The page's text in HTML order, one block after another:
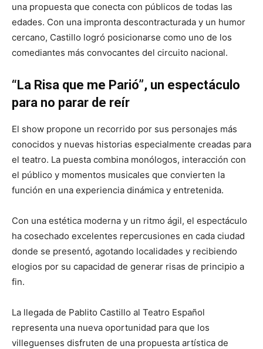
una propuesta que conecta con públicos de todas las
edades. Con una impronta descontracturada y un humor
cercano, Castillo logró posicionarse como uno de los
comediantes más convocantes del circuito nacional.
“La Risa que me Parió”, un espectáculo
para no parar de reír
El show propone un recorrido por sus personajes más
conocidos y nuevas historias especialmente creadas para
el teatro. La puesta combina monólogos, interacción con
el público y momentos musicales que convierten la
función en una experiencia dinámica y entretenida.
Con una estética moderna y un ritmo ágil, el espectáculo
ha cosechado excelentes repercusiones en cada ciudad
donde se presentó, agotando localidades y recibiendo
elogios por su capacidad de generar risas de principio a
fin.
La llegada de Pablito Castillo al Teatro Español
representa una nueva oportunidad para que los
villeguenses disfruten de una propuesta artística de